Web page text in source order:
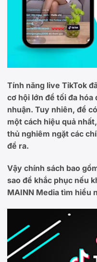
Tính năng live TikTok
cơ hội lớn để tối đa hóa
nhuận. Tuy nhiên, để
một cách hiệu quả
thủ nghiêm ngặt các
đề ra.
Vậy chính sách bao
sao để khắc phục nếu
MAINN Media tìm hiểu